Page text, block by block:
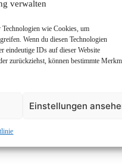
verwalten
wie Cookies, um
Wenn du diesen Technologien
eindeutige IDs auf dieser Website
zurückziehst, können bestimmte
Einstellungen
Ansicht
.